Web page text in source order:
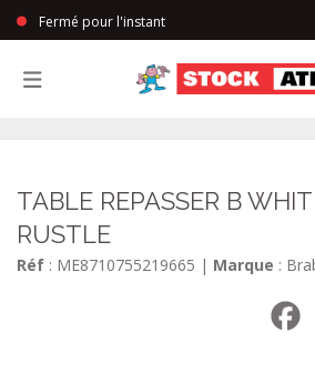
Fermé pour l'instant
TABLE REPASSER B
RUSTLE
Réf : ME8710755219665 | Marque :